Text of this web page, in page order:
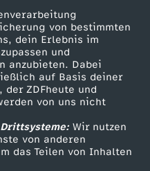
von bestimmten
dein Erlebnis im
und
anzubieten. Dabei
auf Basis deiner
der ZDFheute und
von uns nicht
Wir nutzen
von anderen
das Teilen von Inhalten
Zuschauerservice
Hilfe